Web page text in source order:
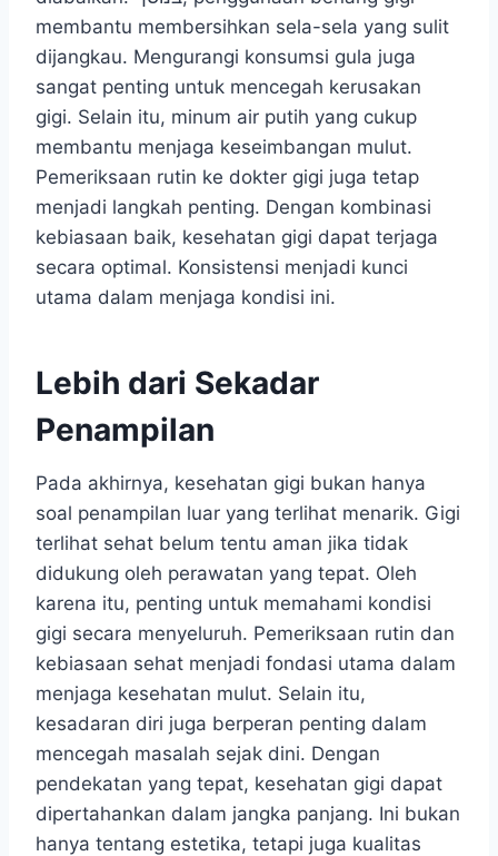
membantu membersihkan sela-sela yang sulit
dijangkau. Mengurangi konsumsi gula juga
sangat penting untuk mencegah kerusakan
gigi. Selain itu, minum air putih yang cukup
membantu menjaga keseimbangan mulut.
Pemeriksaan rutin ke dokter gigi juga tetap
menjadi langkah penting. Dengan kombinasi
kebiasaan baik, kesehatan gigi dapat terjaga
secara optimal. Konsistensi menjadi kunci
utama dalam menjaga kondisi ini.
Lebih dari Sekadar
Penampilan
Pada akhirnya, kesehatan gigi bukan hanya
soal penampilan luar yang terlihat menarik. Gigi
terlihat sehat belum tentu aman jika tidak
didukung oleh perawatan yang tepat. Oleh
karena itu, penting untuk memahami kondisi
gigi secara menyeluruh. Pemeriksaan rutin dan
kebiasaan sehat menjadi fondasi utama dalam
menjaga kesehatan mulut. Selain itu,
kesadaran diri juga berperan penting dalam
mencegah masalah sejak dini. Dengan
pendekatan yang tepat, kesehatan gigi dapat
dipertahankan dalam jangka panjang. Ini bukan
hanya tentang estetika, tetapi juga kualitas